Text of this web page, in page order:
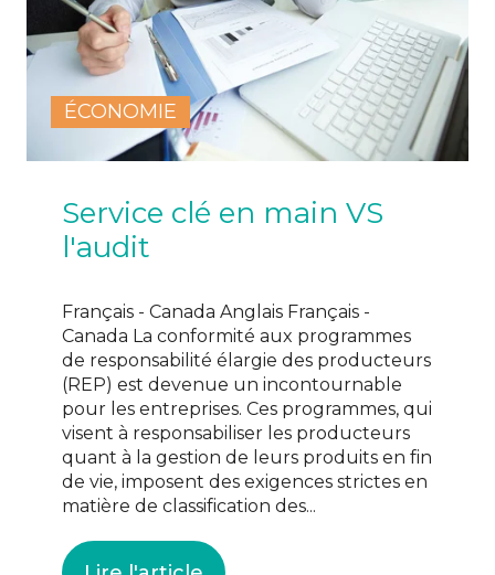
Service clé en main VS
l'audit
Français - Canada Anglais Français -
Canada La conformité aux programmes
de responsabilité élargie des producteurs
(REP) est devenue un incontournable
pour les entreprises. Ces programmes, qui
visent à responsabiliser les producteurs
quant à la gestion de leurs produits en fin
de vie, imposent des exigences strictes en
matière de classification des...
ÉCONOMIE